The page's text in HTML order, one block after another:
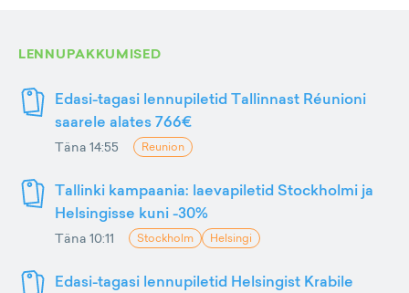
LENNUPAKKUMISED
Edasi-tagasi lennupiletid Tallinnast Réunioni
saarele alates 766€
Täna 14:55 Reunion
Tallinki kampaania: laevapiletid Stockholmi ja
Helsingisse kuni -30%
Täna 10:11 Stockholm Helsingi
Edasi-tagasi lennupiletid Helsingist Krabile